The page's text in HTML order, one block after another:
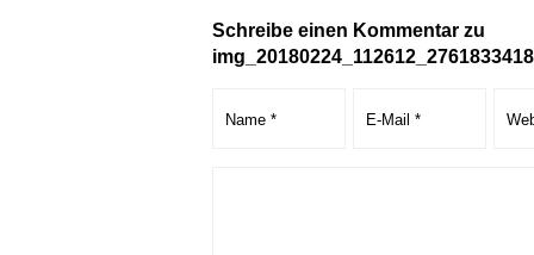
Schreibe einen Kommentar zu